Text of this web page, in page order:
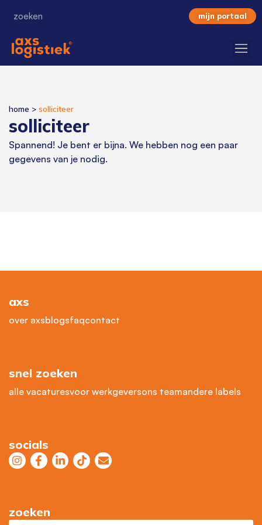
mijn portaal
home > solliciteer
solliciteer
Spannend! Je bent er bijna. We hebben nog een paar
gegevens van je nodig.
axs
over axsblogsfaqcontact
snel zoeken
alle vacaturesvoor werkgeversons teamandere labels
socials
zoeken